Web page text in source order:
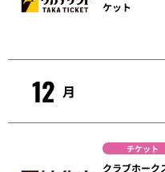
ケット
12 月
チケット
クラブホーク